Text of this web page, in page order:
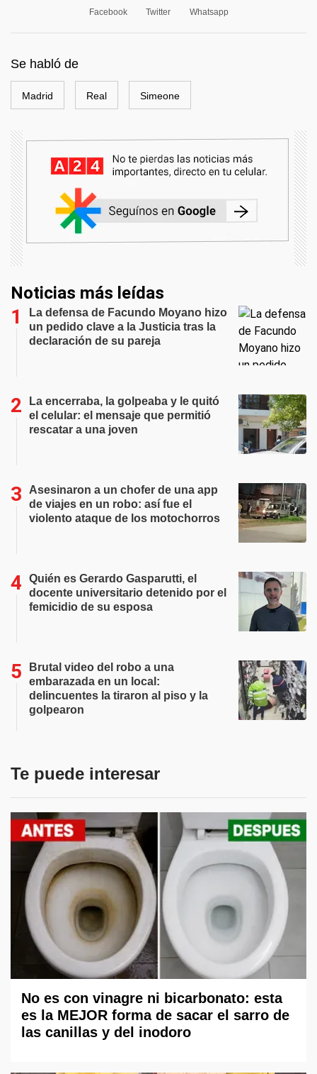
Facebook Twitter Whatsapp
Se habló de
Madrid Real Simeone
Noticias más leídas
La defensa de Facundo Moyano hizo
un pedido clave a la Justicia tras la
declaración de su pareja
La encerraba, la golpeaba y le quitó
el celular: el mensaje que permitió
rescatar a una joven
Asesinaron a un chofer de una app
de viajes en un robo: así fue el
violento ataque de los motochorros
Quién es Gerardo Gasparutti, el
docente universitario detenido por el
femicidio de su esposa
Brutal video del robo a una
embarazada en un local:
delincuentes la tiraron al piso y la
golpearon
Te puede interesar
No es con vinagre ni bicarbonato: esta
es la MEJOR forma de sacar el sarro de
las canillas y del inodoro